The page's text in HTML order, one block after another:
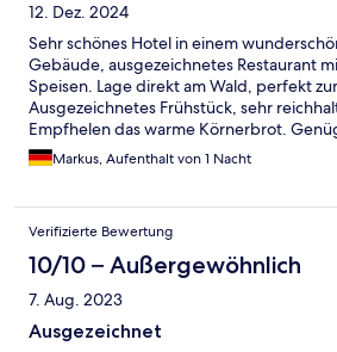
12. Dez. 2024
Sehr schönes Hotel in einem
Gebäude, ausgezeichnetes Restaurant
Speisen. Lage direkt am Wald, perfekt
Ausgezeichnetes Frühstück, sehr
Empfhelen das warme Körnerbrot.
am Haus, ca.25 Minuten bis in die
absolute Empfehlung.
Markus, Aufenthalt von 1 Nacht
Verifizierte Bewertung
10/10 – Außergewöhnlich
7. Aug. 2023
Ausgezeichnet